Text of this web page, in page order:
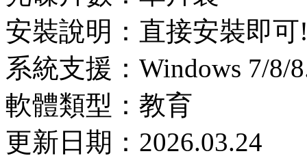
安裝說明：直接安裝即可
系統支援：Windows 7/8/
軟體類型：教育
更新日期：2026.03.24